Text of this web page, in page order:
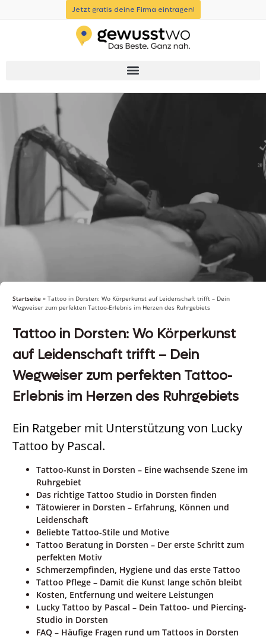
Jetzt gratis deine Firma eintragen!
Startseite » Tattoo in Dorsten: Wo Körperkunst auf Leidenschaft trifft – Dein
Wegweiser zum perfekten Tattoo-Erlebnis im Herzen des Ruhrgebiets
Tattoo in Dorsten: Wo Körperkunst
auf Leidenschaft trifft – Dein
Wegweiser zum perfekten Tattoo-
Erlebnis im Herzen des Ruhrgebiets
Ein Ratgeber mit Unterstützung von Lucky
Tattoo by Pascal.
Tattoo-Kunst in Dorsten – Eine wachsende Szene im
Ruhrgebiet
Das richtige Tattoo Studio in Dorsten finden
Tätowierer in Dorsten – Erfahrung, Können und
Leidenschaft
Beliebte Tattoo-Stile und Motive
Tattoo Beratung in Dorsten – Der erste Schritt zum
perfekten Motiv
Schmerzempfinden, Hygiene und das erste Tattoo
Tattoo Pflege – Damit die Kunst lange schön bleibt
Kosten, Entfernung und weitere Leistungen
Lucky Tattoo by Pascal – Dein Tattoo- und Piercing-
Studio in Dorsten
FAQ – Häufige Fragen rund um Tattoos in Dorsten